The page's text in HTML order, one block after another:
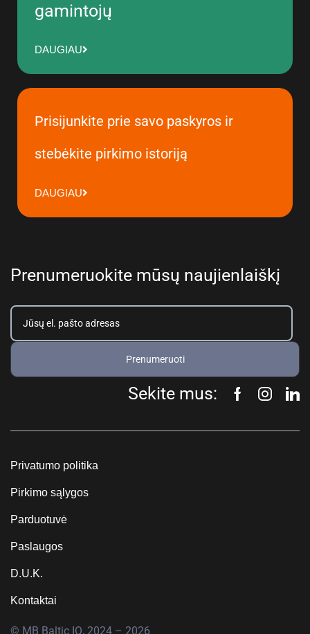
gamintojų
DAUGIAU
Prisijunkite prie savo paskyros ir
stebėkite pirkimo istoriją
DAUGIAU
Prenumeruokite mūsų naujienlaiškį
Prenumeruoti
Sekite mus:
Privatumo politika
Pirkimo sąlygos
Parduotuvė
Paslaugos
D.U.K.
Kontaktai
© MB Baltic IQ, 2024 – 2026